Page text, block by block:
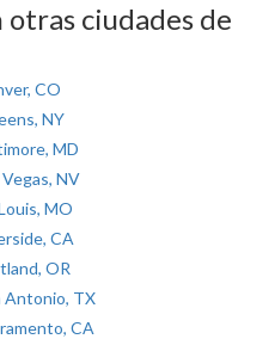
otras ciudades de
CO
NY
MD
NV
MO
CA
OR
Antonio, TX
CA